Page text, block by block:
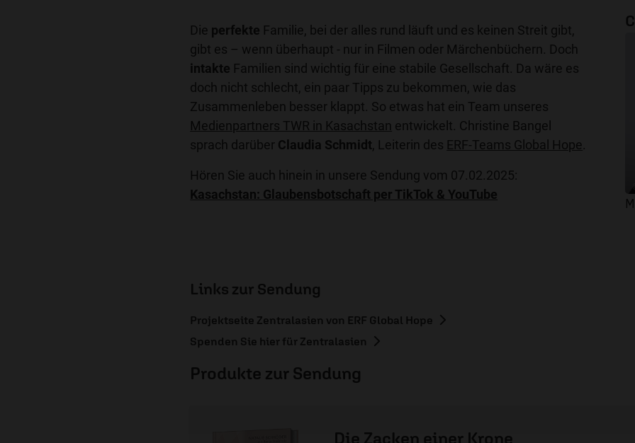
Die perfekte Familie, bei der alles rund läuft und es keinen Streit gibt,
gibt es – wenn überhaupt - nur in Filmen oder Märchenbüchern. Doch
intakte Familien sind wichtig für eine stabile Gesellschaft. Da wäre es
doch nicht schlecht, ein paar Tipps zu bekommen, wie das
Zusammenleben besser klappt. So etwas hat ein Team unseres
Medienpartners TWR in Kasachstan entwickelt. Christine Bangel
sprach darüber Claudia Schmidt , Leiterin des ERF-Teams Global Hope
Hören Sie auch hinein in unsere Sendung vom 07.02.2025:
Kasachstan: Glaubensbotschaft per TikTok & YouTube
Links zur Sendung
Projektseite Zentralasien von ERF Global Hope
Spenden Sie hier für Zentralasien
Produkte zur Sendung
Die Zacken einer Krone